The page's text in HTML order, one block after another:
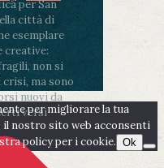
per San
città di
esemplare
creative:
non si
crisi, ma sono
nuovi da
versi
per migliorare la tua
il nostro sito web acconsenti
policy per i cookie. Ok